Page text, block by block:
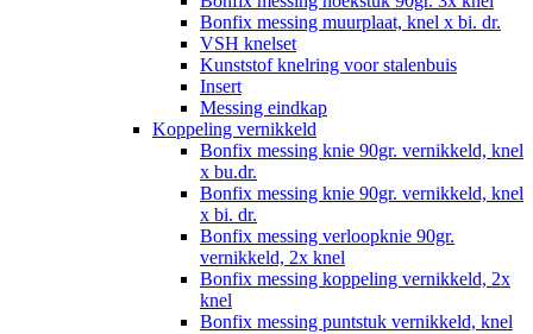
Bonfix messing muurplaat, knel x bi. dr.
VSH knelset
Kunststof knelring voor stalenbuis
Insert
Messing eindkap
Koppeling vernikkeld
Bonfix messing knie 90gr. vernikkeld, knel
x bu.dr.
Bonfix messing knie 90gr. vernikkeld, knel
x bi. dr.
Bonfix messing verloopknie 90gr.
vernikkeld, 2x knel
Bonfix messing koppeling vernikkeld, 2x
knel
Bonfix messing puntstuk vernikkeld, knel